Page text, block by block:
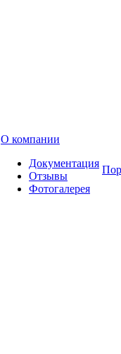
О компании
Документация
Отзывы
Фотогалерея